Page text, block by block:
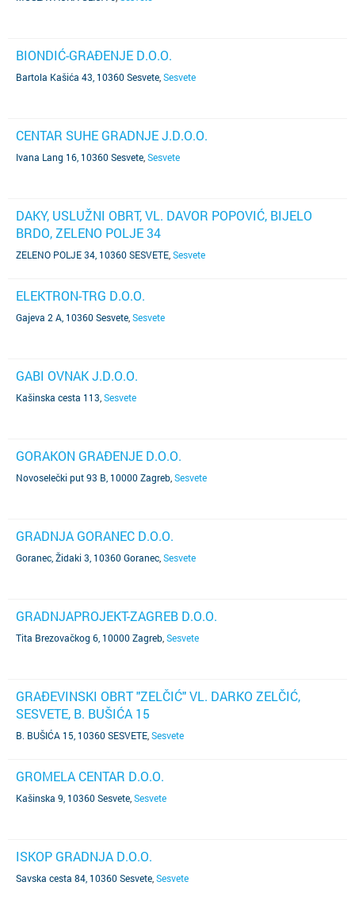
BIONDIĆ-GRAĐENJE D.O.O.
Bartola Kašića 43, 10360 Sesvete Sesvete
CENTAR SUHE GRADNJE J.D.O.O.
Ivana Lang 16, 10360 Sesvete Sesvete
DAKY, USLUŽNI OBRT, VL. DAVOR POPOVIĆ, BIJELO
BRDO, ZELENO POLJE 34
ZELENO POLJE 34, 10360 SESVETE Sesvete
ELEKTRON-TRG D.O.O.
Gajeva 2 A, 10360 Sesvete Sesvete
GABI OVNAK J.D.O.O.
Kašinska cesta 113 Sesvete
GORAKON GRAĐENJE D.O.O.
Novoselečki put 93 B, 10000 Zagreb Sesvete
GRADNJA GORANEC D.O.O.
Goranec, Židaki 3, 10360 Goranec Sesvete
GRADNJAPROJEKT-ZAGREB D.O.O.
Tita Brezovačkog 6, 10000 Zagreb Sesvete
GRAĐEVINSKI OBRT "ZELČIĆ" VL. DARKO ZELČIĆ,
SESVETE, B. BUŠIĆA 15
B. BUŠIĆA 15, 10360 SESVETE Sesvete
GROMELA CENTAR D.O.O.
Kašinska 9, 10360 Sesvete Sesvete
ISKOP GRADNJA D.O.O.
Savska cesta 84, 10360 Sesvete Sesvete